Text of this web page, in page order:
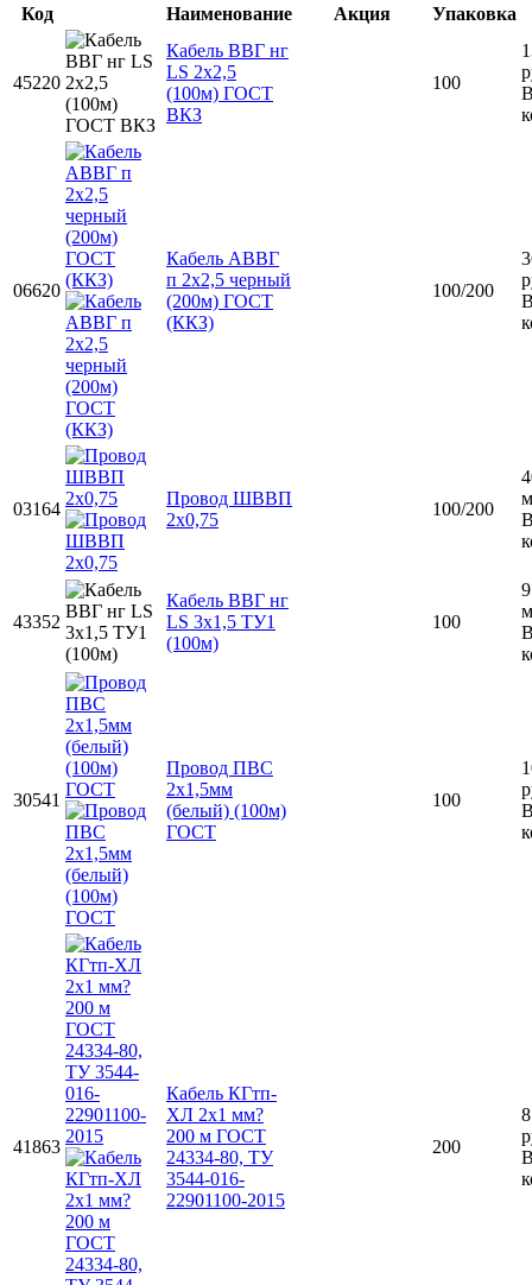
Код
Наименование Акция Упаковка
45220
Кабель ВВГ нг
LS 2х2,5
(100м) ГОСТ
ВКЗ
100
06620
Кабель АВВГ
п 2х2,5 черный
(200м) ГОСТ
(ККЗ)
100/200
03164
Провод ШВВП
2х0,75
100/200
м
43352
Кабель ВВГ нг
LS 3x1,5 ТУ1
(100м)
100
м
30541
Провод ПВС
2х1,5мм
(белый) (100м)
ГОСТ
100
41863
Кабель КГтп-
ХЛ 2х1 мм?
200 м ГОСТ
24334-80, ТУ
3544-016-
22901100-2015
200